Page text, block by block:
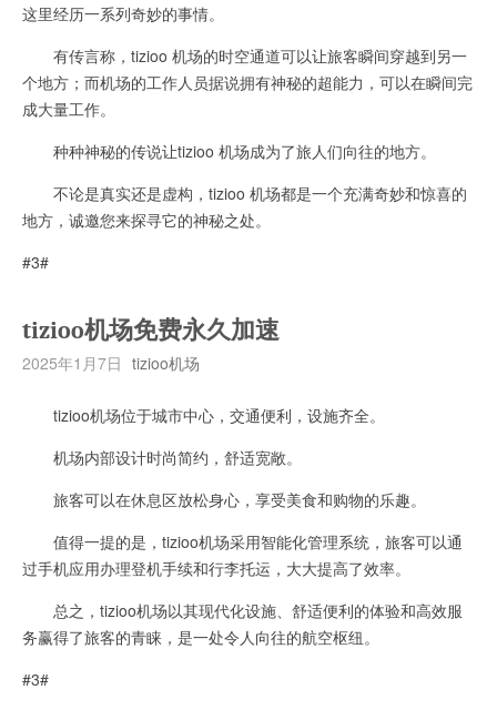
这里经历一系列奇妙的事情。
有传言称，tizioo 机场的时空通道可以让旅客瞬间穿越到另一
个地方；而机场的工作人员据说拥有神秘的超能力，可以在瞬间完
成大量工作。
种种神秘的传说让tizioo 机场成为了旅人们向往的地方。
不论是真实还是虚构，tizioo 机场都是一个充满奇妙和惊喜的
地方，诚邀您来探寻它的神秘之处。
#3#
tizioo机场免费永久加速
2025年1月7日 tizioo机场
tizioo机场位于城市中心，交通便利，设施齐全。
机场内部设计时尚简约，舒适宽敞。
旅客可以在休息区放松身心，享受美食和购物的乐趣。
值得一提的是，tizioo机场采用智能化管理系统，旅客可以通
过手机应用办理登机手续和行李托运，大大提高了效率。
总之，tizioo机场以其现代化设施、舒适便利的体验和高效服
务赢得了旅客的青睐，是一处令人向往的航空枢纽。
#3#